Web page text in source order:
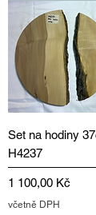
Set na hodiny
H4237
Cena
1 100,00 Kč
včetně DPH